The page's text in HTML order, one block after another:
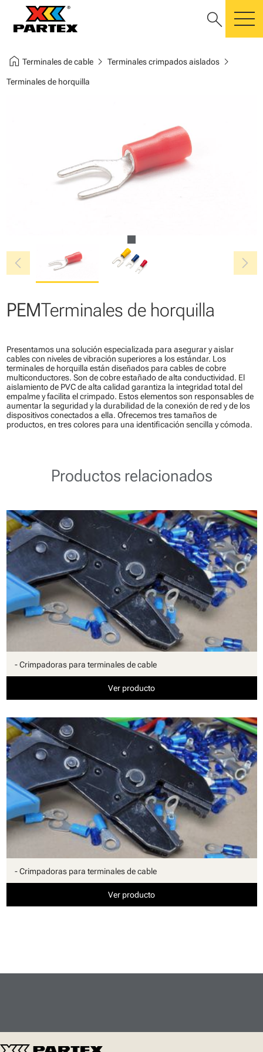
search
home Terminales de cablechevron_right Terminales crimpados aisladoschevron_right
Terminales de horquilla
chevron_left chevron_right
PEMTerminales de horquilla
Presentamos una solución especializada para asegurar y aislar
cables con niveles de vibración superiores a los estándar. Los
terminales de horquilla están diseñados para cables de cobre
multiconductores. Son de cobre estañado de alta conductividad. El
aislamiento de PVC de alta calidad garantiza la integridad total del
empalme y facilita el crimpado. Estos elementos son responsables de
aumentar la seguridad y la durabilidad de la conexión de red y de los
dispositivos conectados a ella. Ofrecemos tres tamaños de
productos, en tres colores para una identificación sencilla y cómoda.
Productos relacionados
- Crimpadoras para terminales de cable
Ver producto
- Crimpadoras para terminales de cable
Ver producto